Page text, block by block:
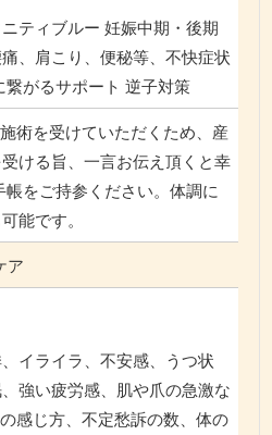
ティブルー 妊娠中期・後期
、肩こり、便秘等、不快症状
がるサポート 逆子対策
術を受けていただくため、産
ける旨、一言お伝え頂くと幸
をご持参ください。体調に
能です。
ア
イライラ、不安感、うつ状
強い疲労感、肌や爪の急激な
感じ方、不定愁訴の数、体の